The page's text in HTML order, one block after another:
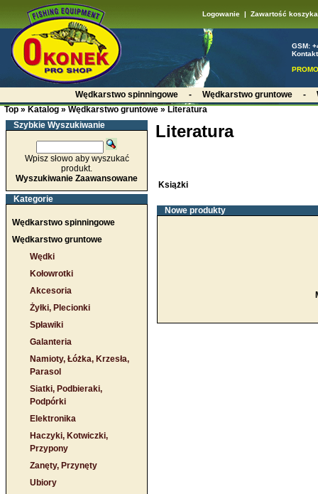
Logowanie| Zawartość koszyka
GSM:
Wędkarstwo spinningowe - Wędkarstwo gruntowe -
Top » Katalog » Wędkarstwo gruntowe » Literatura
Szybkie Wyszukiwanie
Wpisz słowo aby wyszukać
produkt.
Wyszukiwanie Zaawansowane
Kategorie
Wędkarstwo spinningowe
Wędkarstwo gruntowe
Wędki
Kołowrotki
Akcesoria
Żyłki, Plecionki
Spławiki
Galanteria
Namioty, Łóżka, Krzesła,
Parasol
Siatki, Podbieraki,
Podpórki
Elektronika
Haczyki, Kotwiczki,
Przypony
Zanęty, Przynęty
Ubiory
Literatura
Książki
Nowe produkty